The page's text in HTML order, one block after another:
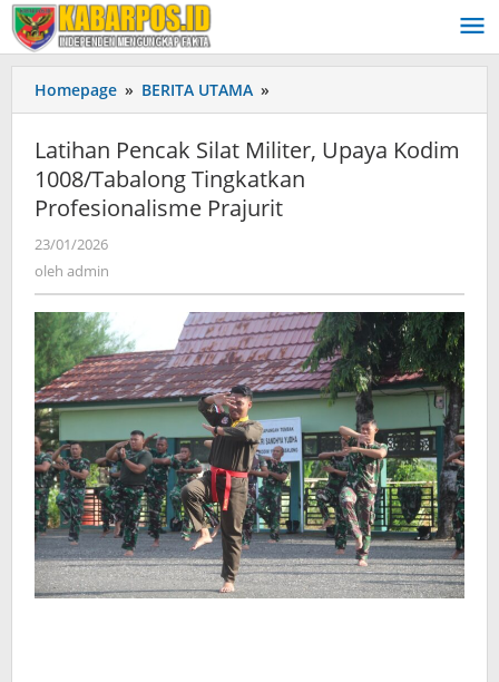
Lewati
ke
konten
Homepage » BERITA UTAMA »
Pencak
Silat
Militer,
Upaya
Kodim
Prajurit
Latihan Pencak Silat Militer, Upaya Kodim
1008/Tabalong Tingkatkan
Profesionalisme Prajurit
23/01/2026
oleh admin